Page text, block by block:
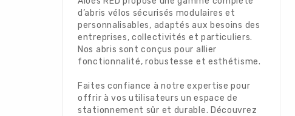
d’abris vélos sécurisés modulaires et
personnalisables, adaptés aux besoins des
entreprises, collectivités et particuliers.
Nos abris sont conçus pour allier
fonctionnalité, robustesse et esthétisme.
Faites confiance à notre expertise pour
offrir à vos utilisateurs un espace de
stationnement sûr et durable. Découvrez